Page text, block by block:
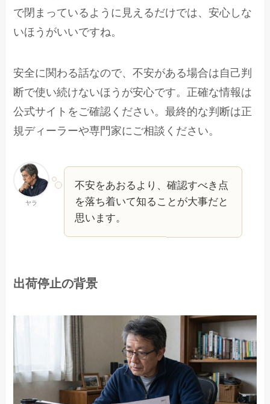
で閉まっているように見えるだけでは、安心しな
いほうがいいですね。
安全に関わる話なので、不安がある場合は自己判
断で使い続けないほうが安心です。正確な情報は
公式サイトをご確認ください。最終的な判断は正
規ディーラーや専門家にご相談ください。
ヤラ
不安をあおるより、確認すべき点
を落ち着いて知ることが大事だと
思います。
出荷停止の背景